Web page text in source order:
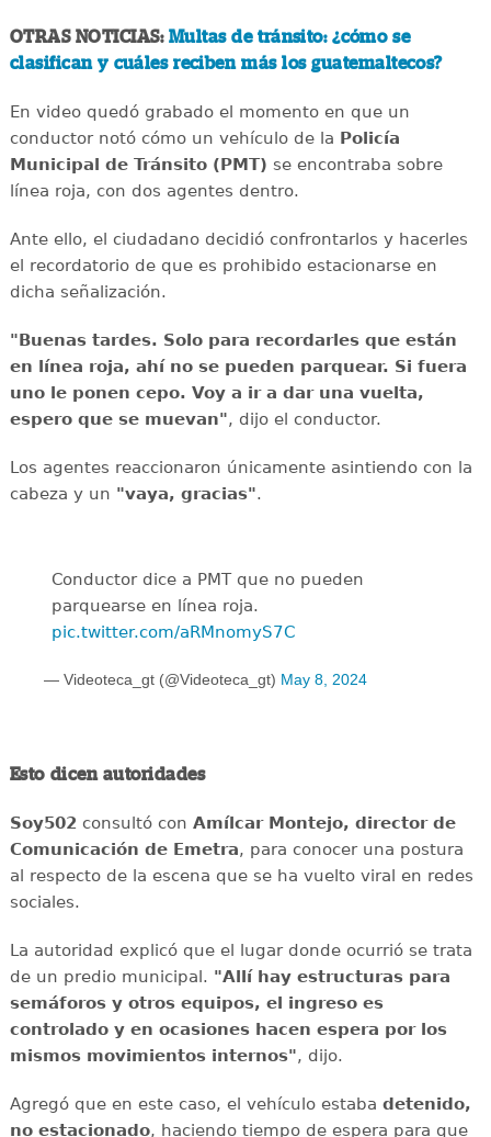
OTRAS NOTICIAS: Multas de tránsito: ¿cómo se
clasifican y cuáles reciben más los guatemaltecos?
En video quedó grabado el momento en que un
conductor notó cómo un vehículo de la Policía
Municipal de Tránsito (PMT) se encontraba sobre
línea roja, con dos agentes dentro.
Ante ello, el ciudadano decidió confrontarlos y hacerles
el recordatorio de que es prohibido estacionarse en
dicha señalización.
"Buenas tardes. Solo para recordarles que están
en línea roja, ahí no se pueden parquear. Si fuera
uno le ponen cepo. Voy a ir a dar una vuelta,
espero que se muevan", dijo el conductor.
Los agentes reaccionaron únicamente asintiendo con la
cabeza y un "vaya, gracias".
Conductor dice a PMT que no pueden
parquearse en línea roja.
pic.twitter.com/aRMnomyS7C
— Videoteca_gt (@Videoteca_gt) May 8, 2024
Esto dicen autoridades
Soy502consultó con Amílcar Montejo, director de
Comunicación de Emetra, para conocer una postura
al respecto de la escena que se ha vuelto viral en redes
sociales.
La autoridad explicó que el lugar donde ocurrió se trata
de un predio municipal. "Allí hay estructuras para
semáforos y otros equipos, el ingreso es
controlado y en ocasiones hacen espera por los
mismos movimientos internos", dijo.
Agregó que en este caso, el vehículo estaba detenido,
no estacionado, haciendo tiempo de espera para que